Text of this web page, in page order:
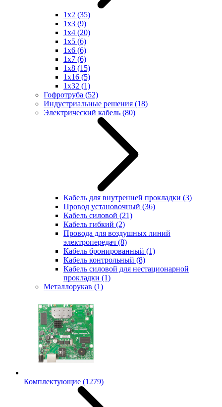
1x2 (35)
1x3 (9)
1x4 (20)
1x5 (6)
1x6 (6)
1x7 (6)
1x8 (15)
1x16 (5)
1x32 (1)
Гофротруба (52)
Индустриальные решения (18)
Электрический кабель (80)
Кабель для внутренней прокладки (3)
Провод установочный (36)
Кабель силовой (21)
Кабель гибкий (2)
Провода для воздушных линий
электропередач (8)
Кабель бронированный (1)
Кабель контрольный (8)
Кабель силовой для нестационарной
прокладки (1)
Металлорукав (1)
Комплектующие (1279)